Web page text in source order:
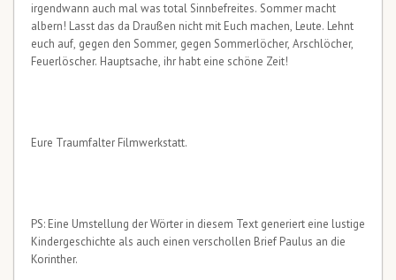
irgendwann auch mal was total Sinnbefreites. Sommer macht
albern! Lasst das da Draußen nicht mit Euch machen, Leute. Lehnt
euch auf, gegen den Sommer, gegen Sommerlöcher, Arschlöcher,
Feuerlöscher. Hauptsache, ihr habt eine schöne Zeit!
Eure Traumfalter Filmwerkstatt.
PS: Eine Umstellung der Wörter in diesem Text generiert eine lustige
Kindergeschichte als auch einen verschollen Brief Paulus an die
Korinther.